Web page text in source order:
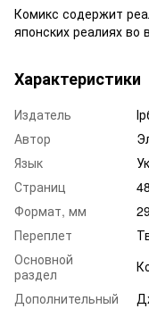
Комикс содержит
японских реалиях во
Характеристики
Издатель
Автор
Язык
Страниц
48
Формат, мм
Переплет
Основной
раздел
Дополнительный